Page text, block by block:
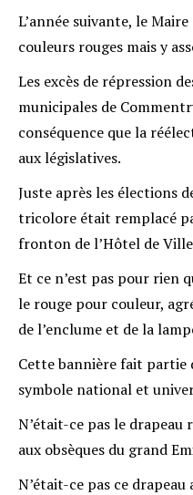
L’année suivante, le
couleurs rouges mais y
Les excès de répression
municipales de
conséquence que la
aux législatives.
Juste après les élections
tricolore était remplacé
fronton de l’Hôtel de
Et ce n’est pas pour rien
le rouge pour couleur,
de l’enclume et de la
Cette bannière fait partie
symbole national et
N’était-ce pas le
aux obsèques du grand
N’était-ce pas ce